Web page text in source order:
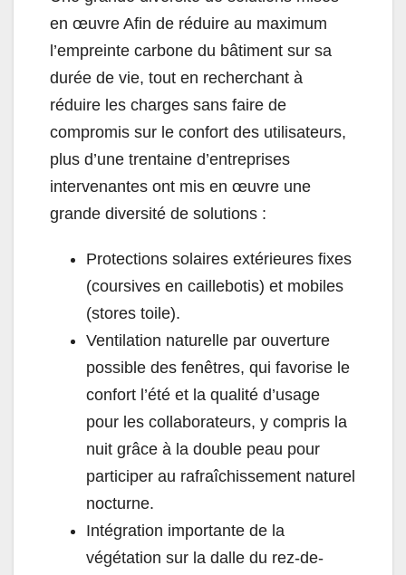
en œuvre Afin de réduire au maximum
l’empreinte carbone du bâtiment sur sa
durée de vie, tout en recherchant à
réduire les charges sans faire de
compromis sur le confort des utilisateurs,
plus d’une trentaine d’entreprises
intervenantes ont mis en œuvre une
grande diversité de solutions :
Protections solaires extérieures fixes
(coursives en caillebotis) et mobiles
(stores toile).
Ventilation naturelle par ouverture
possible des fenêtres, qui favorise le
confort l’été et la qualité d’usage
pour les collaborateurs, y compris la
nuit grâce à la double peau pour
participer au rafraîchissement naturel
nocturne.
Intégration importante de la
végétation sur la dalle du rez-de-